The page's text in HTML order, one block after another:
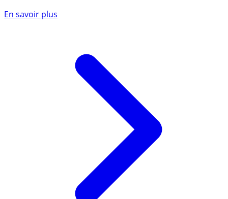
En savoir plus